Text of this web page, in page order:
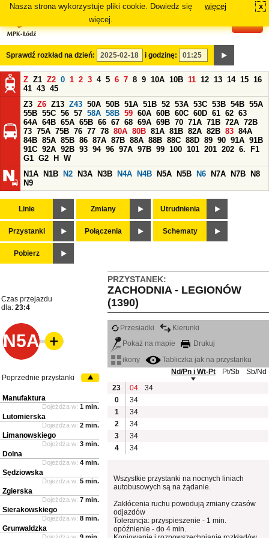
Nasza strona wykorzystuje pliki cookie. Dowiedz się
więcej.
więcej x
Sprawdź rozkład na dzień: i godzinę:
Z Z1 Z2 0 1 2 3 4 5 6 7 8 9 10A 10B 11 12 13 14 15 16
41 43 45
Z3 Z6 Z13 Z43 50A 50B 51A 51B 52 53A 53C 53B 54B 55A
55B 55C 56 57 58A 58B 59 60A 60B 60C 60D 61 62 63
64A 64B 65A 65B 66 67 68 69A 69B 70 71A 71B 72A 72B
73 75A 75B 76 77 78 80A 80B 81A 81B 82A 82B 83 84A
84B 85A 85B 86 87A 87B 88A 88B 88C 88D 89 90 91A 91B
91C 92A 92B 93 94 96 97A 97B 99 100 101 201 202 6.
F1
G1 G2 H
W
N1A
N1B N2 N3A N3B N4A N4B N5A N5B N6 N7A N7B
N8
N9
Linie Zmiany Utrudnienia
Przystanki Połączenia Schematy
Pobierz
PRZYSTANEK:
ZACHODNIA - LEGIONÓW
(1390)
Czas przejazdu
dla: 23:4
N5A
Przesiadki
Kierunki
Pokaż na mapie
Drukuj
ikony
Tabliczka jak na przystanku
Nd/Pn i Wt-Pt
Pt/Sb
Sb/Nd
23
04
34
0
34
1
34
2
34
3
34
4
34
Wszystkie przystanki na nocnych liniach
autobusowych są na żądanie.
Zakłócenia ruchu powodują zmiany czasów
odjazdów
Tolerancja: przyspieszenie - 1 min.
opóźnienie - do 4 min.
Poprzednie przystanki
Manufaktura
Dojeżdża w: 1 min.
Lutomierska
Dojeżdża w: 2 min.
Limanowskiego
Dojeżdża w: 3 min.
Dolna
Dojeżdża w: 4 min.
Sędziowska
Dojeżdża w: 5 min.
Zgierska
Dojeżdża w: 7 min.
Sierakowskiego
Dojeżdża w: 8 min.
Grunwaldzka